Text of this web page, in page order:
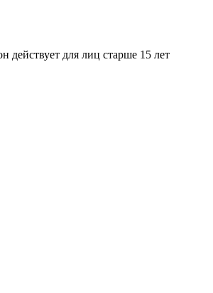
действует для лиц старше 15 лет